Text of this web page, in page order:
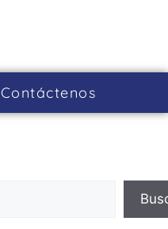
Cont­áctenos